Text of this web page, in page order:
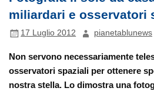
miliardari e osservatori
17 Luglio 2012 pianetablunews
Non servono necessariamente
osservatori spaziali per ottenere
nostra stella. Lo dimostra una